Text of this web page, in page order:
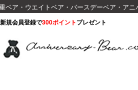
ベア・ウエイトベア・バースデーベア・ア
新規会員登録で300ポイントプレゼント